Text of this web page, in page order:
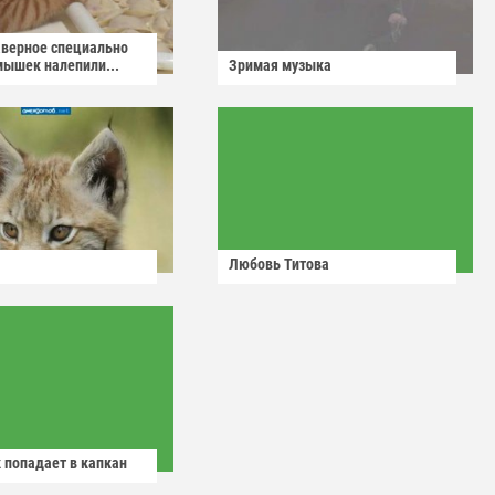
специально
налепили...
Зримая музыка
Любовь Титова
попадает в капкан